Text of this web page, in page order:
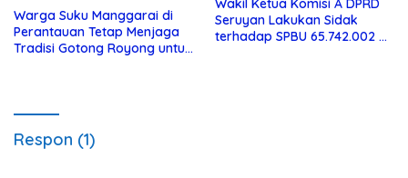
Warga Suku Manggarai di
Perantauan Tetap Menjaga
Tradisi Gotong Royong untuk
Wakil Ketua Komisi A DPRD
Seruyan Lakukan Sidak
terhadap SPBU 65.742.002 di
Respon (1)